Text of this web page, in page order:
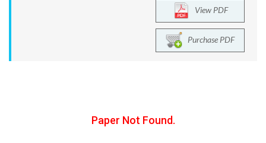
View PDF
Purchase PDF
Paper Not Found.